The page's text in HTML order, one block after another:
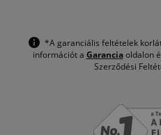
*A garanciális feltételek
információt a Garanciaoldalon
Szerződési